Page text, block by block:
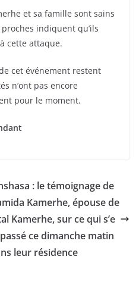
et sa famille sont sains
indiquent qu’ils
cette attaque.
cet événement restent
n’ont pas encore
pour le moment.
: le témoignage de
Kamerhe, épouse de
Kamerhe, sur ce qui s’e
ce dimanche matin
leur résidence